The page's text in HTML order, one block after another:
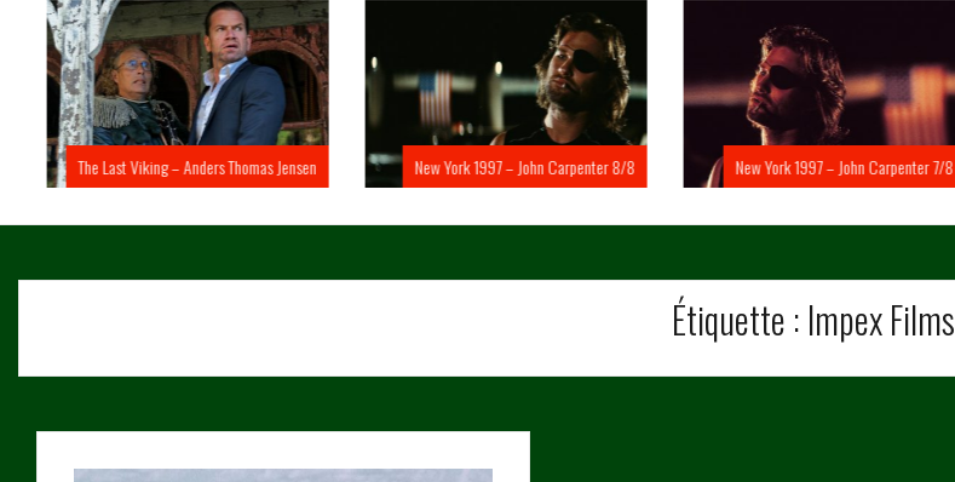
The Last Viking – Anders Thomas Jensen New York 1997 – John Carpenter 8/8 New York 1997 – John Carpenter 7/8
Étiquette : Impex Films